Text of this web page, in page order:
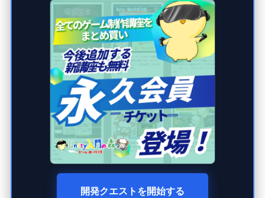
開発クエストを開始する